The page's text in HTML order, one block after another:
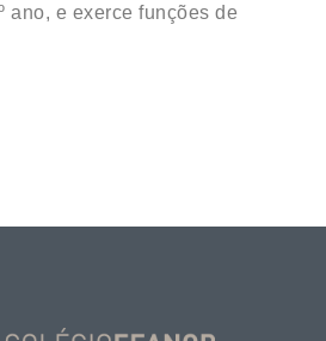
ano, e exerce funções de